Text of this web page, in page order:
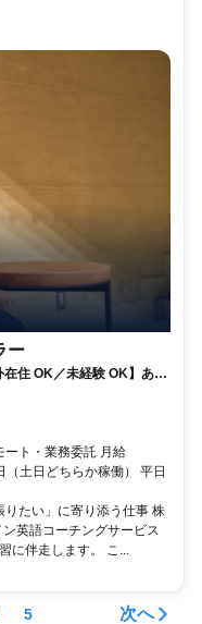
ー
在住 OK／未経験 OK】あな
が、受講生の人生を変え
ート・業務委託 月給
土日どちらか稼働） 平日
たい」に寄り添う仕事 株
英語コーチングサービス
に伴走します。 こ...
5 次へ